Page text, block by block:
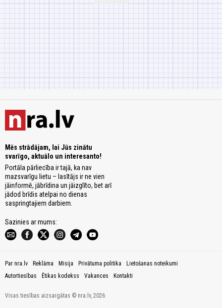
Mēs strādājam, lai Jūs zinātu
svarīgo, aktuālo un interesanto!
Portāla pārliecība ir tajā, ka nav
mazsvarīgu lietu – lasītājs ir ne vien
jāinformē, jābrīdina un jāizglīto, bet arī
jādod brīdis atelpai no dienas
saspringtajiem darbiem.
Sazinies ar mums:
Par nra.lv Reklāma Misija Privātuma politika
Lietošanas noteikumi
Autortiesības
Ētikas kodekss Vakances Kontakti
Visas tiesības aizsargātas © nra.lv, 2026